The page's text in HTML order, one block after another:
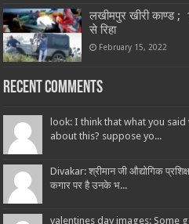
लखीमपुर खीरी काण्ड ;
से रिहा
February 15, 2022
Recent Comments
look: I think that what you
about this? suppose yo...
Divakar: श्रीमान जी औद्योगिक
कगार पर है उनके भ...
valentines day images: Some